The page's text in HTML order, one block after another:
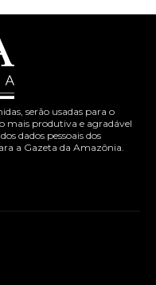
serão usadas para o
mais produtiva e agradável
dados pessoais dos
a Gazeta da Amazônia.